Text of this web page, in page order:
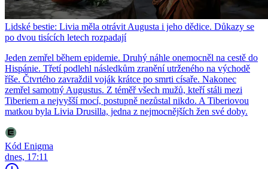
Lidské bestie: Livia měla otrávit Augusta i jeho dědice. Důkazy se
po dvou tisících letech rozpadají
Jeden zemřel během epidemie. Druhý náhle onemocněl na cestě do
Hispánie. Třetí podlehl následkům zranění utrženého na východě
říše. Čtvrtého zavraždil voják krátce po smrti císaře. Nakonec
zemřel samotný Augustus. Z téměř všech mužů, kteří stáli mezi
Tiberiem a nejvyšší mocí, postupně nezůstal nikdo. A Tiberiovou
matkou byla Livia Drusilla, jedna z nejmocnějších žen své doby.
Kód Enigma
dnes, 17:11